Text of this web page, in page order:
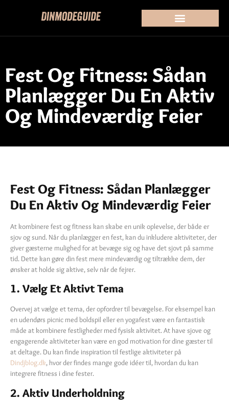
Fest Og Fitness: Sådan
Planlægger Du En Aktiv
Og Mindeværdig Feier
Fest Og Fitness: Sådan Planlægger
Du En Aktiv Og Mindeværdig Feier
At kombinere fest og fitness kan skabe en unik oplevelse, der både er
sjov og sund. Når du planlægger en fest, kan du inkludere aktiviteter, der
giver gæsterne mulighed for at bevæge sig og have det sjovt på samme
tid. Dette kan gøre din fest mere mindeværdig og tiltrække dem, der
ønsker at holde sig aktive, selv når de fejrer.
1. Vælg Et Aktivt Tema
Overvej at vælge et tema, der opfordrer til bevægelse. For eksempel kan
en udendørs picnic med boldspil eller en yogafest være en fantastisk
måde at kombinere festligheder med fysisk aktivitet. At have sjove og
engagerende aktiviteter kan være en god motivation for dine gæster til
at deltage. Du kan finde inspiration til festlige aktiviteter på
Dindjblog.dk, hvor der findes mange gode idéer til, hvordan du kan
integrere fitness i dine fester.
2. Aktiv Underholdning